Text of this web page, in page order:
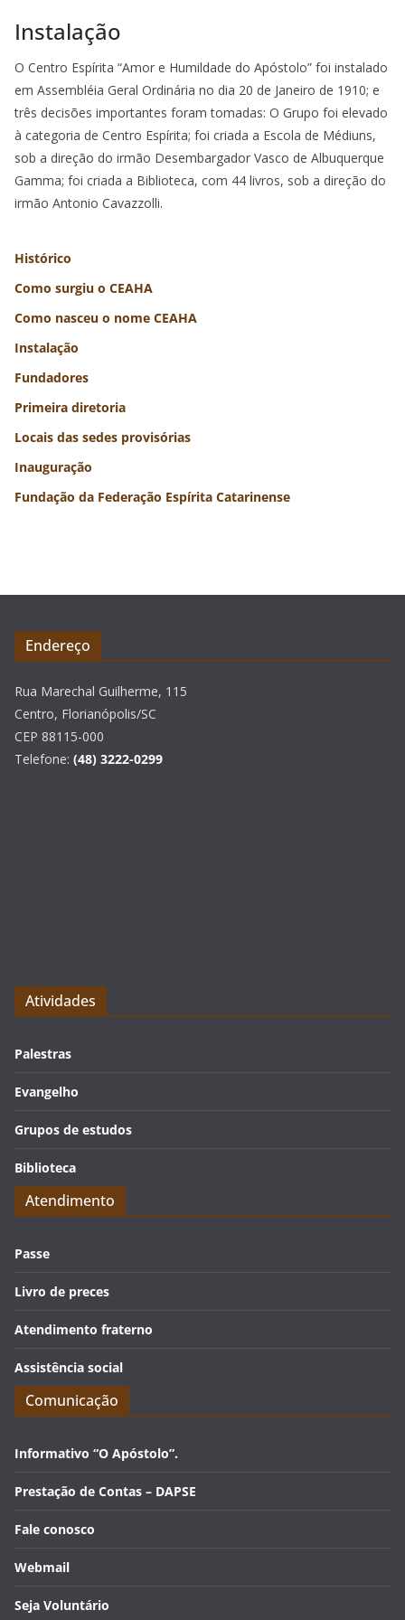
Instalação
O Centro Espírita “Amor e Humildade do Apóstolo” foi instalado
em Assembléia Geral Ordinária no dia 20 de Janeiro de 1910; e
três decisões importantes foram tomadas: O Grupo foi elevado
à categoria de Centro Espírita; foi criada a Escola de Médiuns,
sob a direção do irmão Desembargador Vasco de Albuquerque
Gamma; foi criada a Biblioteca, com 44 livros, sob a direção do
irmão Antonio Cavazzolli.
Histórico
Como surgiu o CEAHA
Como nasceu o nome CEAHA
Instalação
Fundadores
Primeira diretoria
Locais das sedes provisórias
Inauguração
Fundação da Federação Espírita Catarinense
Endereço
Rua Marechal Guilherme, 115
Centro, Florianópolis/SC
CEP 88115-000
Telefone: (48) 3222-0299
Atividades
Palestras
Evangelho
Grupos de estudos
Biblioteca
Atendimento
Passe
Livro de preces
Atendimento fraterno
Assistência social
Comunicação
Informativo “O Apóstolo”.
Prestação de Contas – DAPSE
Fale conosco
Webmail
Seja Voluntário